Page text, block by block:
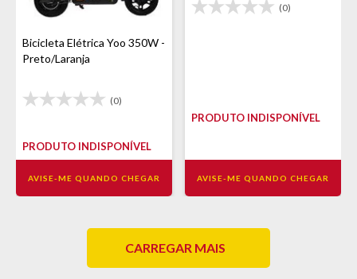
Bicicleta Elétrica Yoo 350W -
Preto/Laranja
(0)
PRODUTO INDISPONÍVEL
AVISE-ME QUANDO CHEGAR
(0)
PRODUTO INDISPONÍVEL
AVISE-ME QUANDO CHEGAR
CARREGAR MAIS